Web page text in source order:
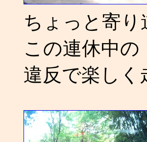
ちょっと寄り
この連休中
違反で楽しく